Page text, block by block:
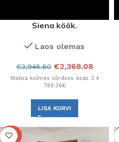
Siena köök.
Laos olemas
€3,946.80 €2,368.08
Maksa kolmes võrdses osas 3 x
789.36€
LISA KORVI
-40%